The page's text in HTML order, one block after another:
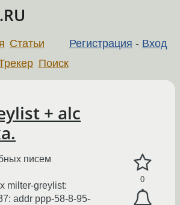
Регистрация - Вход
Статьи
Поиск
+ alc
0
писем
milter-greylist:
addr ppp-58-8-95-